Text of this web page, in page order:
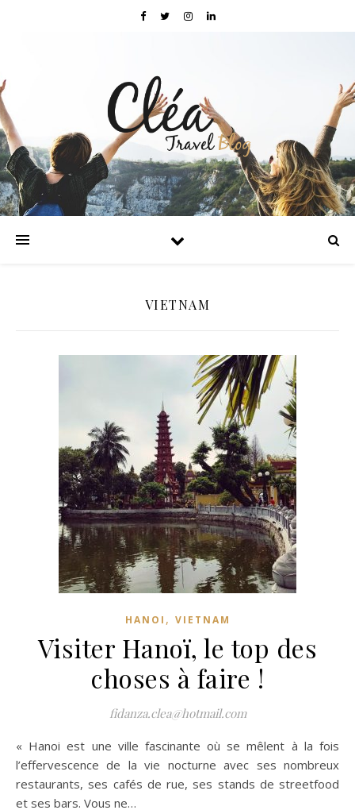
VIETNAM
HANOI , VIETNAM
Visiter Hanoï, le top des
choses à faire !
fidanza.clea@hotmail.com
« Hanoi est une ville fascinante où se mêlent à la fois
l’effervescence de la vie nocturne avec ses nombreux
restaurants, ses cafés de rue, ses stands de streetfood
et ses bars. Vous ne…